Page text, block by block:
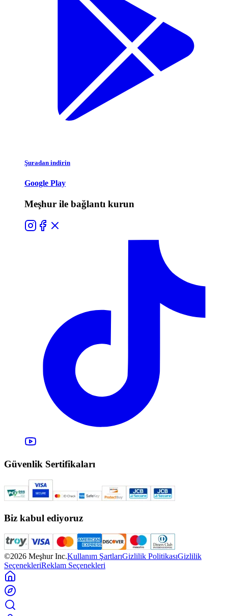
Şuradan indirin
Google Play
Meşhur ile bağlantı kurun
Güvenlik Sertifikaları
Biz kabul ediyoruz
©2026 Meşhur Inc.Kullanım ŞartlarıGizlilik PolitikasıGizlilik
SeçenekleriReklam Seçenekleri